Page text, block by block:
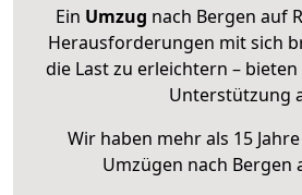
Ein Umzug nach Bergen auf
Herausforderungen mit sich
die Last zu erleichtern –
Unterstützung
Wir haben mehr als 15
Umzügen nach Bergen